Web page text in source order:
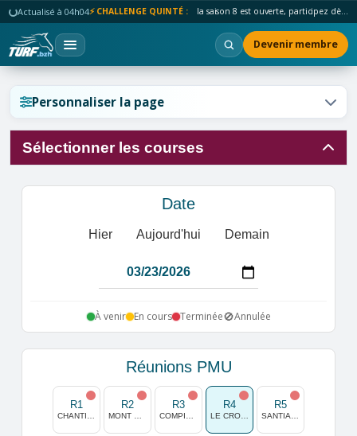
Actualisé à 04h04⚡ CHALLENGE QUINTÉ : la saison 8 est ouverte, participez dès maintenant !
Devenir membre
Personnaliser la page
Sélectionner les courses
Date
Hier Aujourd'hui Demain
À venir En cours Terminée🚫Annulée
Réunions PMU
R1 R2 R3 R4 R5
Réinitialiser l'affichage ?
Réinitialiser